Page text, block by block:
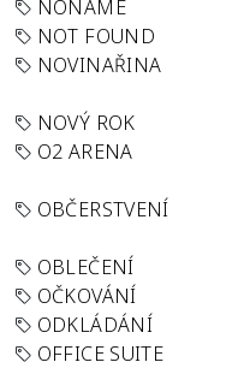
NONAME
NOT FOUND
NOVINAŘINA
NOVÝ ROK
O2 ARENA
OBČERSTVENÍ
OBLEČENÍ
OČKOVÁNÍ
ODKLÁDÁNÍ
OFFICE SUITE